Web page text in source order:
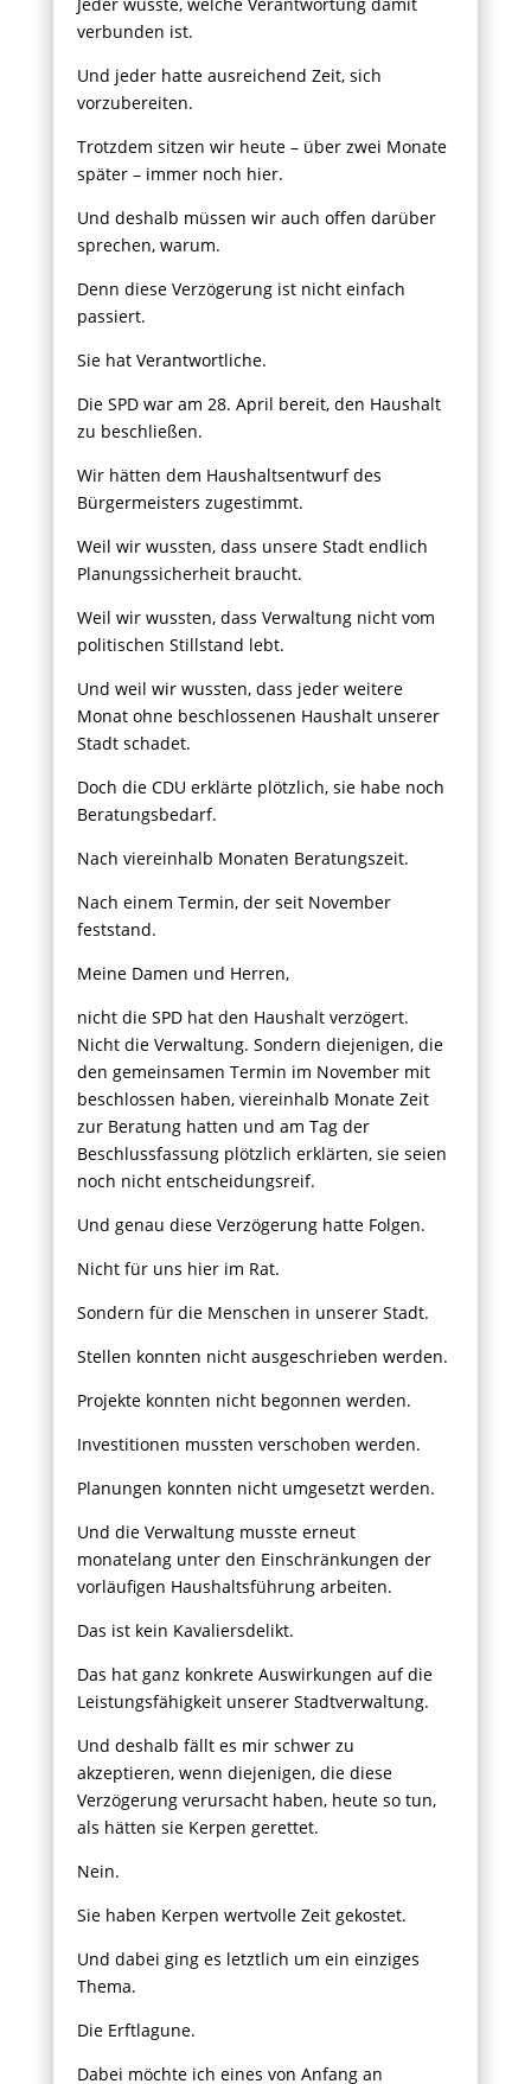
verbunden ist.
Und jeder hatte ausreichend Zeit, sich
vorzubereiten.
Trotzdem sitzen wir heute – über zwei Monate
später – immer noch hier.
Und deshalb müssen wir auch offen darüber
sprechen, warum.
Denn diese Verzögerung ist nicht einfach
passiert.
Sie hat Verantwortliche.
Die SPD war am 28. April bereit, den Haushalt
zu beschließen.
Wir hätten dem Haushaltsentwurf des
Bürgermeisters zugestimmt.
Weil wir wussten, dass unsere Stadt endlich
Planungssicherheit braucht.
Weil wir wussten, dass Verwaltung nicht vom
politischen Stillstand lebt.
Und weil wir wussten, dass jeder weitere
Monat ohne beschlossenen Haushalt unserer
Stadt schadet.
Doch die CDU erklärte plötzlich, sie habe noch
Beratungsbedarf.
Nach viereinhalb Monaten Beratungszeit.
Nach einem Termin, der seit November
feststand.
Meine Damen und Herren,
nicht die SPD hat den Haushalt verzögert.
Nicht die Verwaltung. Sondern diejenigen, die
den gemeinsamen Termin im November mit
beschlossen haben, viereinhalb Monate Zeit
zur Beratung hatten und am Tag der
Beschlussfassung plötzlich erklärten, sie seien
noch nicht entscheidungsreif.
Und genau diese Verzögerung hatte Folgen.
Nicht für uns hier im Rat.
Sondern für die Menschen in unserer Stadt.
Stellen konnten nicht ausgeschrieben werden.
Projekte konnten nicht begonnen werden.
Investitionen mussten verschoben werden.
Planungen konnten nicht umgesetzt werden.
Und die Verwaltung musste erneut
monatelang unter den Einschränkungen der
vorläufigen Haushaltsführung arbeiten.
Das ist kein Kavaliersdelikt.
Das hat ganz konkrete Auswirkungen auf die
Leistungsfähigkeit unserer Stadtverwaltung.
Und deshalb fällt es mir schwer zu
akzeptieren, wenn diejenigen, die diese
Verzögerung verursacht haben, heute so tun,
als hätten sie Kerpen gerettet.
Nein.
Sie haben Kerpen wertvolle Zeit gekostet.
Und dabei ging es letztlich um ein einziges
Thema.
Die Erftlagune.
Dabei möchte ich eines von Anfang an